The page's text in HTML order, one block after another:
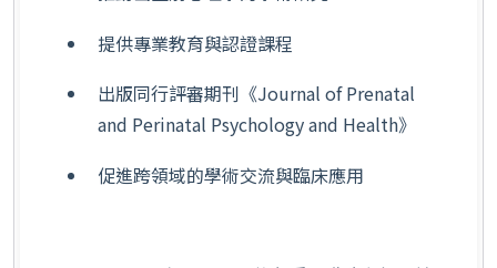
提供專業教育與認證課程
出版同行評審期刊《Journal of Prenatal
and Perinatal Psychology and Health》
促進跨領域的學術交流與臨床應用